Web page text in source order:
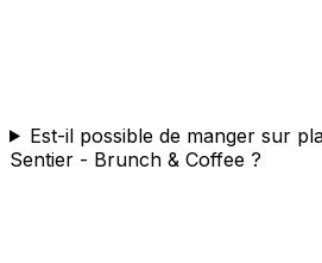
Est-il possible de manger sur
Sentier - Brunch & Coffee ?